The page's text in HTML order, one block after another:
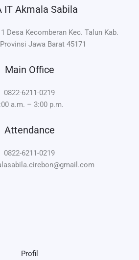
IT Akmala Sabila
Desa Kecomberan Kec. Talun Kab.
Jawa Barat 45171
Main Office
0822-6211-0219
a.m. – 3:00 p.m.
Attendance
0822-6211-0219
Profil